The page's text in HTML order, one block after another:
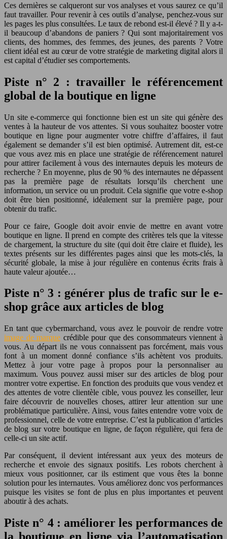
Ces dernières se calqueront sur vos analyses et vous saurez ce qu’il
faut travailler. Pour revenir à ces outils d’analyse, penchez-vous sur
les pages les plus consultées. Le taux de rebond est-il élevé ? Il y a-t-
il beaucoup d’abandons de paniers ? Qui sont majoritairement vos
clients, des hommes, des femmes, des jeunes, des parents ? Votre
client idéal est au cœur de votre stratégie de marketing digital alors il
est capital d’étudier ses comportements.
Piste n° 2 : travailler le référencement
global de la boutique en ligne
Un site e-commerce qui fonctionne bien est un site qui génère des
ventes à la hauteur de vos attentes. Si vous souhaitez booster votre
boutique en ligne pour augmenter votre chiffre d’affaires, il faut
également se demander s’il est bien optimisé. Autrement dit, est-ce
que vous avez mis en place une stratégie de référencement naturel
pour attirer facilement à vous des internautes depuis les moteurs de
recherche ? En moyenne, plus de 90 % des internautes ne dépassent
pas la première page de résultats lorsqu’ils cherchent une
information, un service ou un produit. Cela signifie que votre e-shop
doit être bien positionné, idéalement sur la première page, pour
obtenir du trafic.
Pour ce faire, Google doit avoir envie de mettre en avant votre
boutique en ligne. Il prend en compte des critères tels que la vitesse
de chargement, la structure du site (qui doit être claire et fluide), les
textes présents sur les différentes pages ainsi que les mots-clés, la
sécurité globale, la mise à jour régulière en contenus écrits frais à
haute valeur ajoutée…
Piste n° 3 : générer plus de trafic sur le e-
shop grâce aux articles de blog
En tant que cybermarchand, vous avez le pouvoir de rendre votre
image de marque crédible pour que des consommateurs viennent à
vous. Au départ ils ne vous connaissent pas forcément, mais vous
font à un moment donné confiance s’ils achètent vos produits.
Mettez à jour votre page à propos pour la personnaliser au
maximum. Vous pouvez aussi miser sur des articles de blog pour
montrer votre expertise. En fonction des produits que vous vendez et
des attentes de votre clientèle cible, vous pouvez les conseiller, leur
faire découvrir de nouvelles choses, attirer leur attention sur une
problématique particulière. Ainsi, vous faites entendre votre voix de
professionnel, celle de votre entreprise. C’est la publication d’articles
de blog sur votre boutique en ligne, de façon régulière, qui fera de
celle-ci un site actif.
Par conséquent, il devient intéressant aux yeux des moteurs de
recherche et envoie des signaux positifs. Les robots cherchent à
mieux vous positionner, car ils estiment que vous êtes la bonne
solution pour les internautes. Vous améliorez donc vos performances
puisque les visites se font de plus en plus importantes et peuvent
aboutir à des achats.
Piste n° 4 : améliorer les performances de